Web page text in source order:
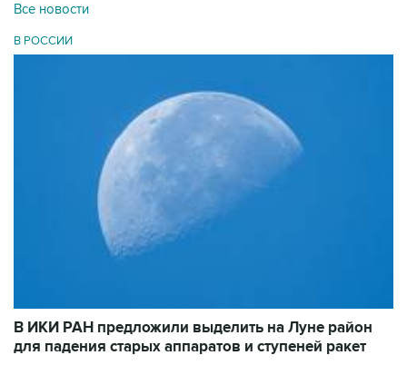
Все новости
В РОССИИ
В ИКИ РАН предложили выделить на Луне район
для падения старых аппаратов и ступеней ракет